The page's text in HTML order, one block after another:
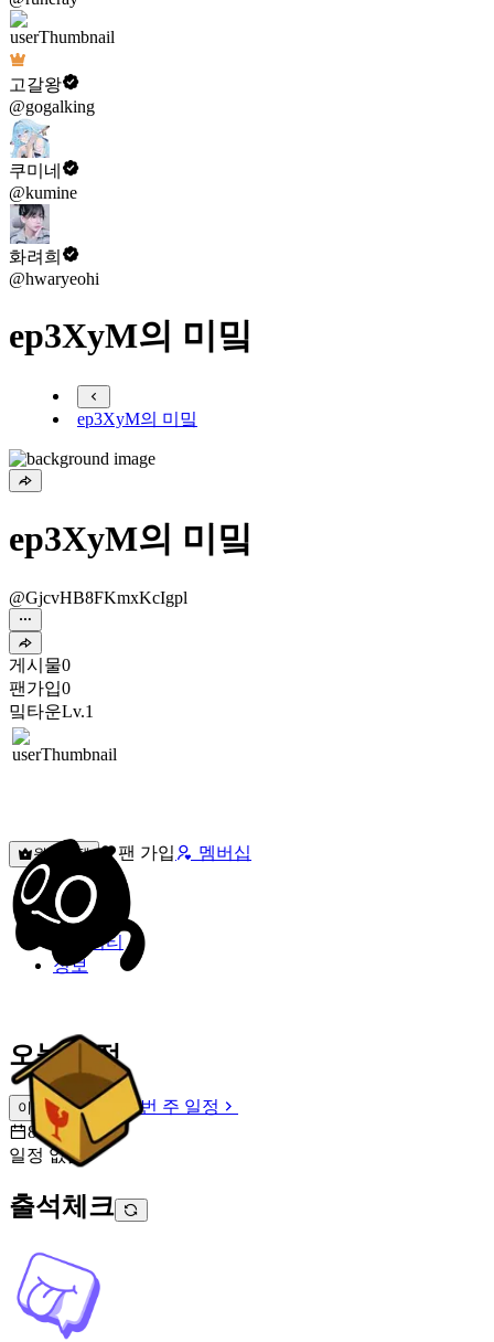
고갈왕
@gogalking
쿠미네
@kumine
화려희
@hwaryeohi
ep3XyM의 미밐
ep3XyM의 미밐
ep3XyM의 미밐
@GjcvHB8FKmxKcIgpl
게시물0
팬가입0
밐타운Lv.1
원픽선택 팬 가입 멤버십
밐타운
피드
커뮤니티
정보
오늘 일정
이번 주 일정
이번 주 일정
8월 8일 [토]
일정 없음
출석체크